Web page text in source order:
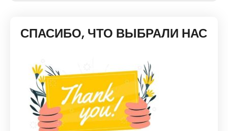
СПАСИБО, ЧТО ВЫБРАЛИ НАС